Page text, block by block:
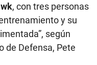
, con tres personas
y su
según
de Defensa, Pete